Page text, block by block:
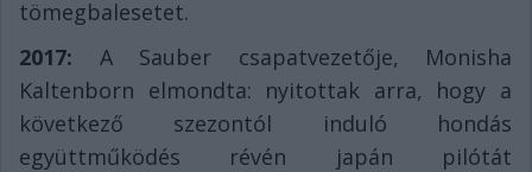
tömegbalesetet.
2017: A Sauber csapatvezetője, Monisha
Kaltenborn elmondta: nyitottak arra, hogy a
következő szezontól induló hondás
együttműködés révén japán pilótát